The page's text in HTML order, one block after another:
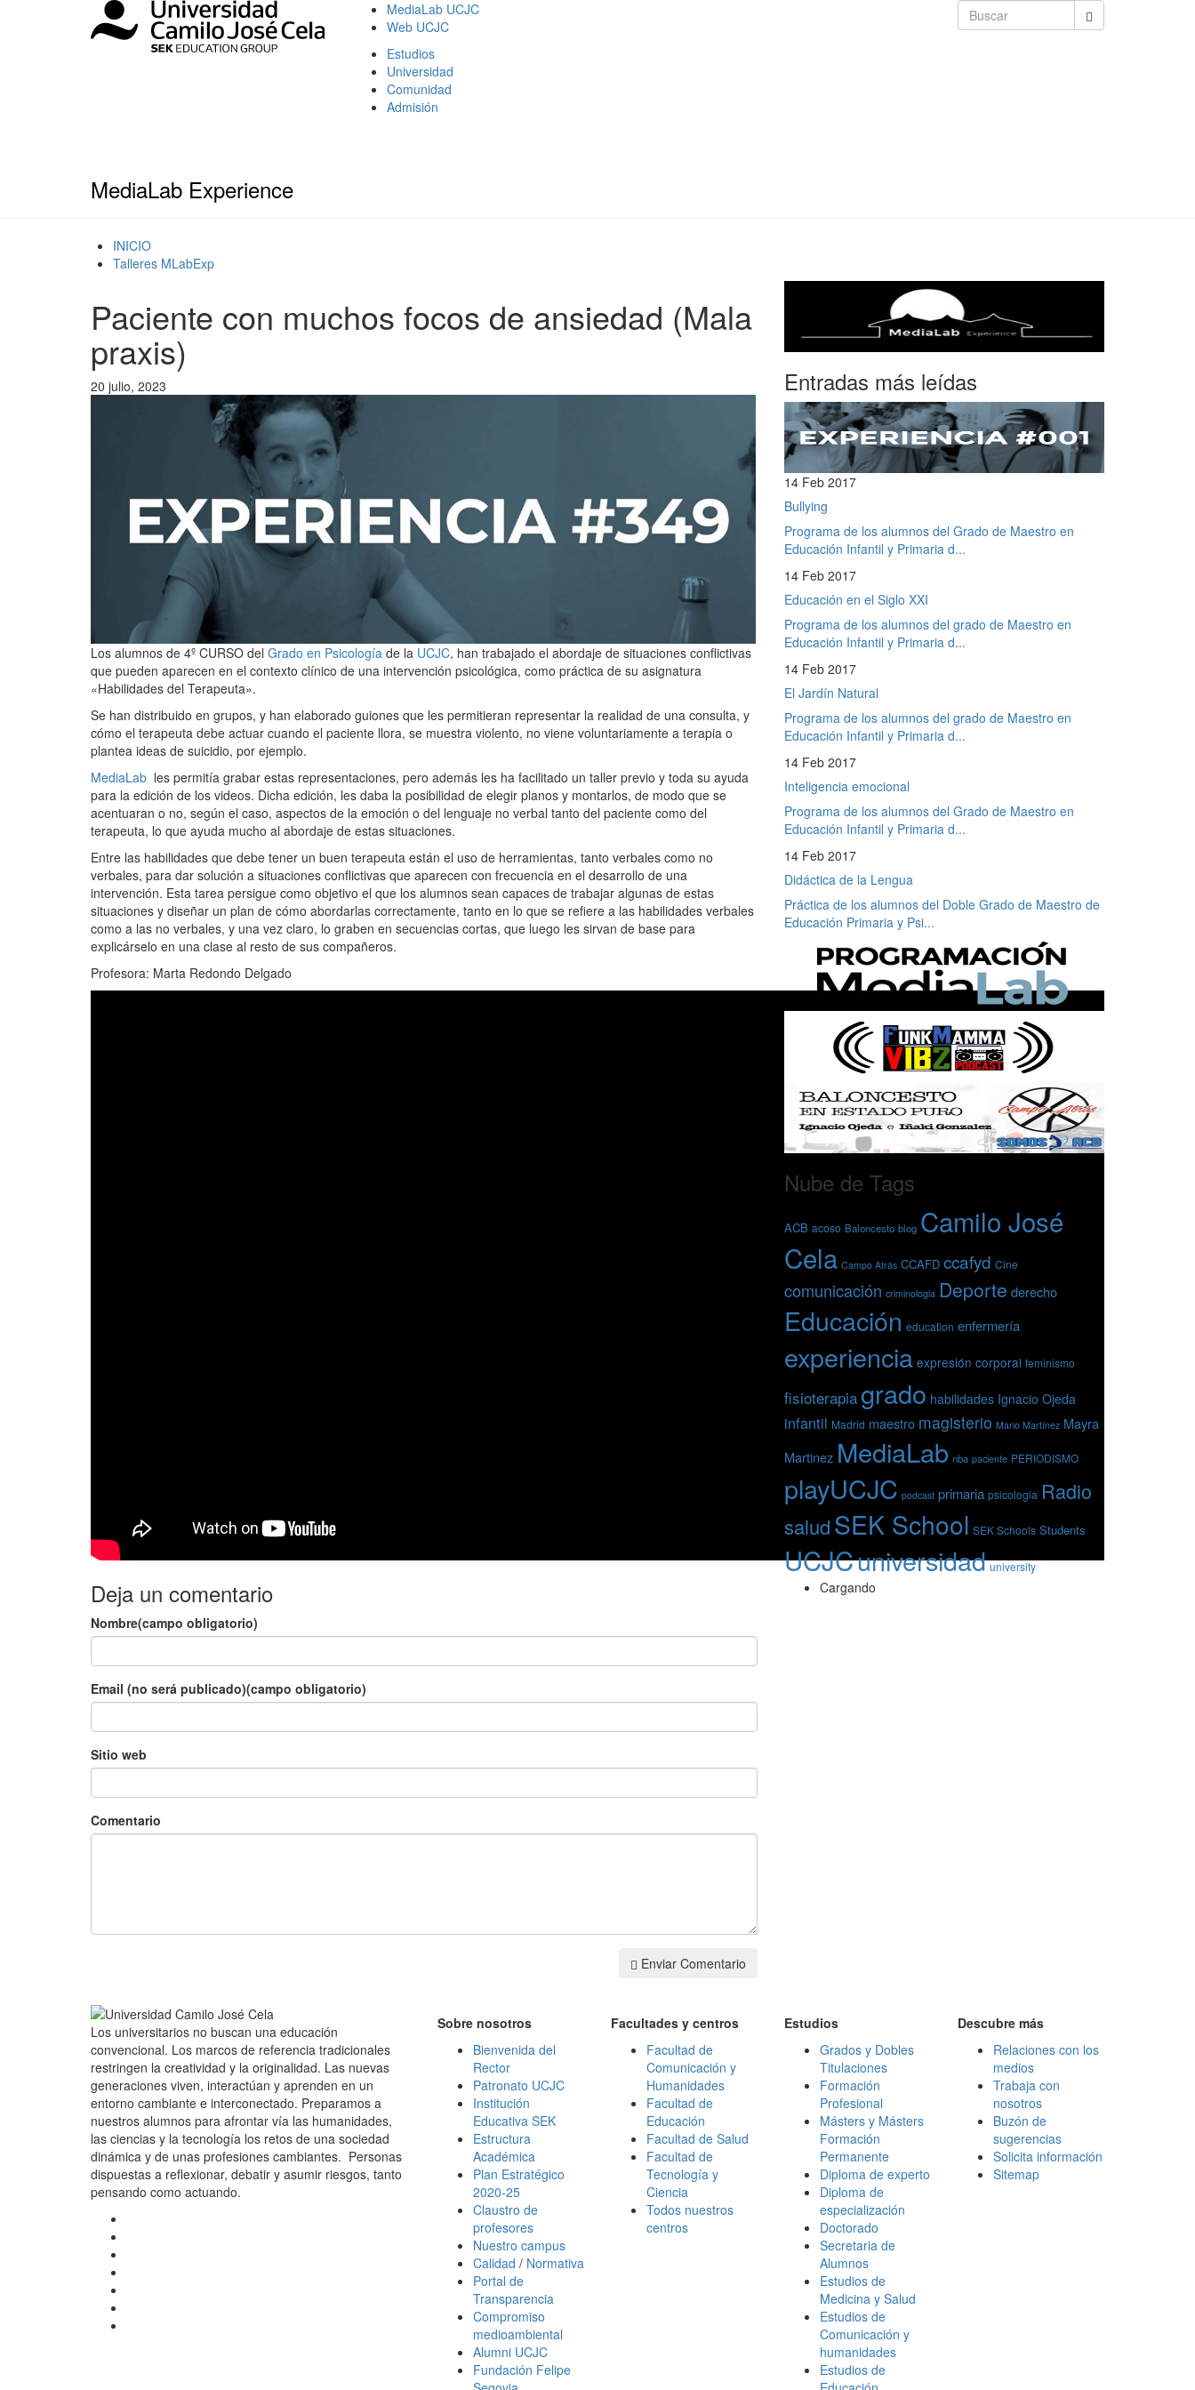
MediaLab UCJC
Web UCJC
Estudios
Universidad
Comunidad
Admisión
MediaLab Experience
INICIO
Talleres MLabExp
Paciente con muchos focos de ansiedad (Mala
praxis)
20 julio, 2023
Los alumnos de 4º CURSO del Grado en Psicología de la UCJC, han trabajado el abordaje de situaciones conflictivas
que pueden aparecen en el contexto clínico de una intervención psicológica, como práctica de su asignatura
«Habilidades del Terapeuta».
Se han distribuido en grupos, y han elaborado guiones que les permitieran representar la realidad de una consulta, y
cómo el terapeuta debe actuar cuando el paciente llora, se muestra violento, no viene voluntariamente a terapia o
plantea ideas de suicidio, por ejemplo.
MediaLab les permitía grabar estas representaciones, pero además les ha facilitado un taller previo y toda su ayuda
para la edición de los videos. Dicha edición, les daba la posibilidad de elegir planos y montarlos, de modo que se
acentuaran o no, según el caso, aspectos de la emoción o del lenguaje no verbal tanto del paciente como del
terapeuta, lo que ayuda mucho al abordaje de estas situaciones.
Entre las habilidades que debe tener un buen terapeuta están el uso de herramientas, tanto verbales como no
verbales, para dar solución a situaciones conflictivas que aparecen con frecuencia en el desarrollo de una
intervención. Esta tarea persigue como objetivo el que los alumnos sean capaces de trabajar algunas de estas
situaciones y diseñar un plan de cómo abordarlas correctamente, tanto en lo que se refiere a las habilidades verbales
como a las no verbales, y una vez claro, lo graben en secuencias cortas, que luego les sirvan de base para
explicárselo en una clase al resto de sus compañeros.
Profesora: Marta Redondo Delgado
Deja un comentario
Nombre(campo obligatorio)
Email (no será publicado)(campo obligatorio)
Sitio web
Comentario
Enviar Comentario
Entradas más leídas
14 Feb 2017
Bullying
Programa de los alumnos del Grado de Maestro en
Educación Infantil y Primaria d...
14 Feb 2017
Educación en el Siglo XXI
Programa de los alumnos del grado de Maestro en
Educación Infantil y Primaria d...
14 Feb 2017
El Jardín Natural
Programa de los alumnos del grado de Maestro en
Educación Infantil y Primaria d...
14 Feb 2017
Inteligencia emocional
Programa de los alumnos del Grado de Maestro en
Educación Infantil y Primaria d...
14 Feb 2017
Didáctica de la Lengua
Práctica de los alumnos del Doble Grado de Maestro de
Educación Primaria y Psi...
Nube de Tags
ACB acoso Baloncesto blog Camilo José
Cela Campo Atrás CCAFD ccafyd Cine
comunicación criminologia Deporte derecho
Educación education enfermería
experiencia expresión corporal feminismo
fisioterapiagrado habilidades Ignacio Ojeda
infantil Madrid maestro magisterio Mario Martínez Mayra
Martinez MediaLab nba paciente PERIODISMO
playUCJC podcast primaria psicologia Radio
saludSEK School SEK Schools Students
UCJCuniversidad university
Cargando
Los universitarios no buscan una educación
convencional. Los marcos de referencia tradicionales
restringen la creatividad y la originalidad. Las nuevas
generaciones viven, interactúan y aprenden en un
entorno cambiante e interconectado. Preparamos a
nuestros alumnos para afrontar vía las humanidades,
las ciencias y la tecnología los retos de una sociedad
dinámica y de unas profesiones cambiantes. Personas
dispuestas a reflexionar, debatir y asumir riesgos, tanto
pensando como actuando.
Sobre nosotros
Bienvenida del
Rector
Patronato UCJC
Institución
Educativa SEK
Estructura
Académica
Plan Estratégico
2020-25
Claustro de
profesores
Nuestro campus
Calidad / Normativa
Portal de
Transparencia
Compromiso
medioambiental
Alumni UCJC
Fundación Felipe
Facultades y centros
Facultad de
Comunicación y
Humanidades
Facultad de
Educación
Facultad de Salud
Facultad de
Tecnología y
Ciencia
Todos nuestros
centros
Estudios
Grados y Dobles
Titulaciones
Formación
Profesional
Másters y Másters
Formación
Permanente
Diploma de experto
Diploma de
especialización
Doctorado
Secretaria de
Alumnos
Estudios de
Medicina y Salud
Estudios de
Comunicación y
humanidades
Estudios de
Descubre más
Relaciones con los
medios
Trabaja con
nosotros
Buzón de
sugerencias
Solicita información
Sitemap